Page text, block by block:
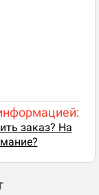
заказ? На